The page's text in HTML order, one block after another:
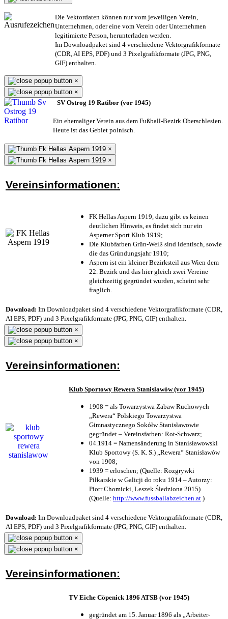
Die Vektordaten können nur vom jeweiligen Verein,
Unternehmen, oder eine vom Verein oder Unternehmen
legitimierte Person, herunterladen werden.
Im Downloadpaket sind 4 verschiedene Vektorgrafikformate
(CDR, AI EPS, PDF) und 3 Pixelgrafikformate (JPG, PNG,
GIF) enthalten.
×
×
SV Ostrog 19 Ratibor (vor 1945)
Ein ehemaliger Verein aus dem Fußball-Bezirk Oberschlesien.
Heute ist das Gebiet polnisch.
×
×
Vereinsinformationen:
FK Hellas Aspern 1919, dazu gibt es keinen
deutlichen Hinweis, es findet sich nur ein
Asperner Sport Klub 1919;
Die Klubfarben Grün-Weiß sind identisch, sowie
die das Gründungsjahr 1910;
Aspern ist ein kleiner Bezirksteil aus Wien dem
22. Bezirk und das hier gleich zwei Vereine
gleichzeitig gegründet wurden, scheint sehr
fraglich.
Download: Im Downloadpaket sind 4 verschiedene Vektorgrafikformate (CDR,
AI EPS, PDF) und 3 Pixelgrafikformate (JPG, PNG, GIF) enthalten.
×
×
Vereinsinformationen:
Klub Sportowy Rewera Stanisławów (vor 1945)
1908 = als Towarzystwa Zabaw Ruchowych
„Rewera“ Polskiego Towarzystwa
Gimnastycznego Sokółw Stanisławowie
gegründet – Vereinsfarben: Rot-Schwarz;
04.1914 = Namensänderung in Stanisławowski
Klub Sportowy (S. K. S.) „Rewera“ Stanisławów
von 1908;
1939 = erloschen; (Quelle: Rozgrywki
Piłkarskie w Galicji do roku 1914 – Autorzy:
Piotr Chomicki, Leszek Śledziona 2015)
(Quelle: http://www.fussballabzeichen.at )
Download: Im Downloadpaket sind 4 verschiedene Vektorgrafikformate (CDR,
AI EPS, PDF) und 3 Pixelgrafikformate (JPG, PNG, GIF) enthalten.
×
×
Vereinsinformationen:
TV Eiche Cöpenick 1896 ATSB (vor 1945)
gegründet am 15. Januar 1896 als „Arbeiter-